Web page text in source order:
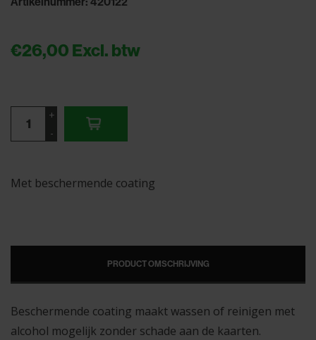
€26,00 Excl. btw
+
-
Met beschermende coating
PRODUCT OMSCHRIJVING
Beschermende coating maakt wassen of reinigen met
alcohol mogelijk zonder schade aan de kaarten.